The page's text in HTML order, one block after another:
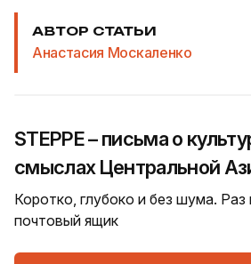
АВТОР СТАТЬИ
Анастасия Москаленко
STEPPE – письма о
смыслах Центральной
Коротко, глубоко и без шума.
почтовый ящик